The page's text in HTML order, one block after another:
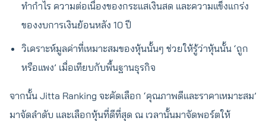
ทำกำไร ความต่อเนื่องของกระแสเงินสด และความแข็งแกร่ง
ของงบการเงินย้อนหลัง 10 ปี
วิเคราะห์มูลค่าที่เหมาะสมของหุ้นนั้นๆ ช่วยให้รู้ว่าหุ้นนั้น ‘ถูก
หรือแพง’ เมื่อเทียบกับพื้นฐานธุรกิจ
จากนั้น Jitta Ranking จะคัดเลือก ‘คุณภาพดีและราคาเหมาะสม’
มาจัดลำดับ และเลือกหุ้นที่ดีที่สุด ณ เวลานั้นมาจัดพอร์ตให้